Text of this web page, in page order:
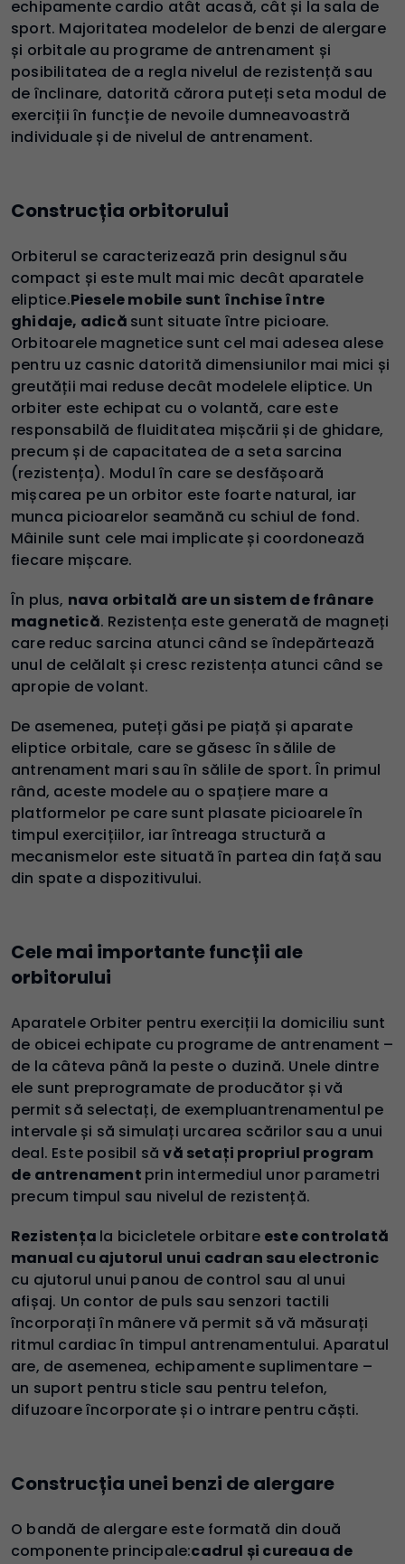
echipamente cardio atât acasă, cât și la sala de
sport. Majoritatea modelelor de benzi de alergare
și orbitale au programe de antrenament și
posibilitatea de a regla nivelul de rezistență sau
de înclinare, datorită cărora puteți seta modul de
exerciții în funcție de nevoile dumneavoastră
individuale și de nivelul de antrenament.
Construcția orbitorului
Orbiterul se caracterizează prin designul său
compact și este mult mai mic decât aparatele
eliptice.Piesele mobile sunt închise între
ghidaje, adică sunt situate între picioare.
Orbitoarele magnetice sunt cel mai adesea alese
pentru uz casnic datorită dimensiunilor mai mici și
greutății mai reduse decât modelele eliptice. Un
orbiter este echipat cu o volantă, care este
responsabilă de fluiditatea mișcării și de ghidare,
precum și de capacitatea de a seta sarcina
(rezistența). Modul în care se desfășoară
mișcarea pe un orbitor este foarte natural, iar
munca picioarelor seamănă cu schiul de fond.
Mâinile sunt cele mai implicate și coordonează
fiecare mișcare.
În plus, nava orbitală are un sistem de frânare
magnetică. Rezistența este generată de magneți
care reduc sarcina atunci când se îndepărtează
unul de celălalt și cresc rezistența atunci când se
apropie de volant.
De asemenea, puteți găsi pe piață și aparate
eliptice orbitale, care se găsesc în sălile de
antrenament mari sau în sălile de sport. În primul
rând, aceste modele au o spațiere mare a
platformelor pe care sunt plasate picioarele în
timpul exercițiilor, iar întreaga structură a
mecanismelor este situată în partea din față sau
din spate a dispozitivului.
Cele mai importante funcții ale
orbitorului
Aparatele Orbiter pentru exerciții la domiciliu sunt
de obicei echipate cu programe de antrenament –
de la câteva până la peste o duzină. Unele dintre
ele sunt preprogramate de producător și vă
permit să selectați, de exempluantrenamentul pe
intervale și să simulați urcarea scărilor sau a unui
deal. Este posibil săvă setați propriul program
de antrenament prin intermediul unor parametri
precum timpul sau nivelul de rezistență.
Rezistența la bicicletele orbitare este controlată
manual cu ajutorul unui cadran sau electronic
cu ajutorul unui panou de control sau al unui
afișaj. Un contor de puls sau senzori tactili
încorporați în mânere vă permit să vă măsurați
ritmul cardiac în timpul antrenamentului. Aparatul
are, de asemenea, echipamente suplimentare –
un suport pentru sticle sau pentru telefon,
difuzoare încorporate și o intrare pentru căști.
Construcția unei benzi de alergare
O bandă de alergare este formată din două
componente principale:cadrul și cureaua de